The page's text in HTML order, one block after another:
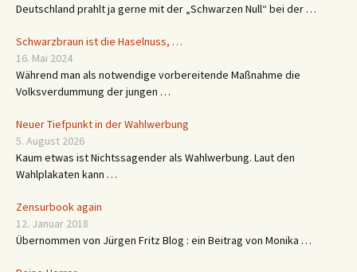
Deutschland prahlt ja gerne mit der „Schwarzen Null“ bei der …
Schwarzbraun ist die Haselnuss, …
16. Mai 2024
Während man als notwendige vorbereitende Maßnahme die
Volksverdummung der jungen …
Neuer Tiefpunkt in der Wahlwerbung
5. August 2026
Kaum etwas ist Nichtssagender als Wahlwerbung. Laut den
Wahlplakaten kann …
Zensurbook again
12. Januar 2018
Übernommen von Jürgen Fritz Blog : ein Beitrag von Monika …